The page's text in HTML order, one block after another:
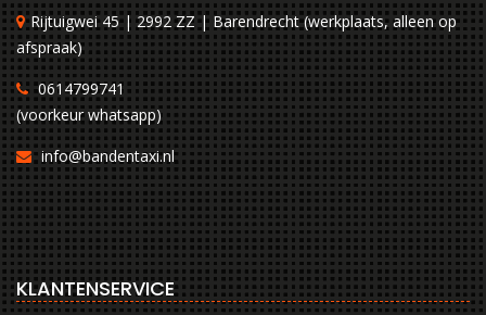
Rijtuigwei 45 | 2992 ZZ | Barendrecht (werkplaats, alleen op
afspraak)
0614799741
(voorkeur whatsapp)
info@bandentaxi.nl
KLANTENSERVICE